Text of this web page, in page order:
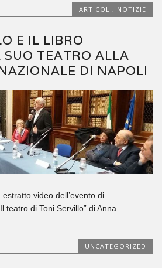
ARTICOLI, NOTIZIE
E IL LIBRO
TEATRO ALLA
DI NAPOLI
video dell’evento di
teatro di Toni Servillo” di Anna
UNCATEGORIZED